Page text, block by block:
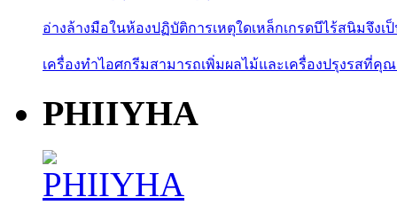
อ่างล้างมือในห้องปฏิบัติการเหตุใดเหล็กเกรดบีไร้สนิมจึงเ
เครื่องทำไอศกรีมสามารถเพิ่มผลไม้และเครื่องปรุงรสที่คุณ
PHIIYHA